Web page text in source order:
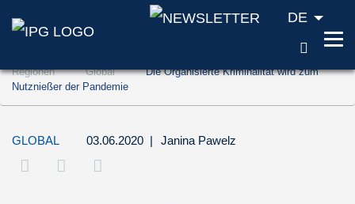
Zum Inhalt springen (Accesskey '1')
Zur Suche springen (Accesskey '2')
DE
Regionen Global
Die Organisierte Kriminalität wird zum
Nutznießer der Pandemie
GLOBAL 03.06.2020 | Janina Pawelz